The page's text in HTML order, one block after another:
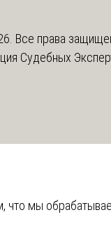
Все права
Судебных
что мы